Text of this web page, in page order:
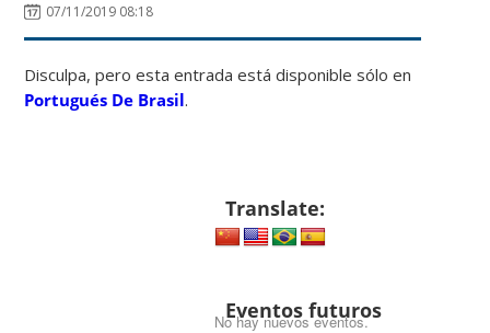
07/11/2019 08:18
Disculpa, pero esta entrada está disponible sólo en
Portugués De Brasil.
Translate:
Eventos futuros
No hay nuevos eventos.